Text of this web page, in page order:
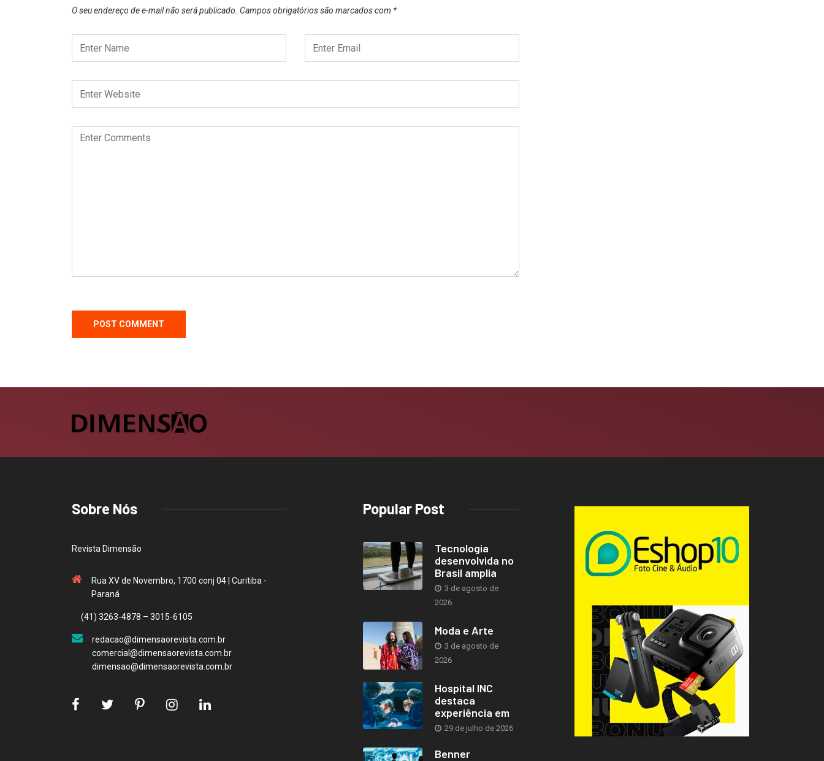
O seu endereço de e-mail não será publicado. Campos obrigatórios são marcados com *
Sobre Nós
Revista Dimensão
Rua XV de Novembro, 1700 conj 04 | Curitiba -
Paraná
(41) 3263-4878 – 3015-6105
redacao@dimensaorevista.com.br
comercial@dimensaorevista.com.br
dimensao@dimensaorevista.com.br
Popular Post
Tecnologia
desenvolvida no
Brasil amplia
3 de agosto de
2026
Moda e Arte
3 de agosto de
2026
Hospital INC
destaca
experiência em
29 de julho de 2026
Benner